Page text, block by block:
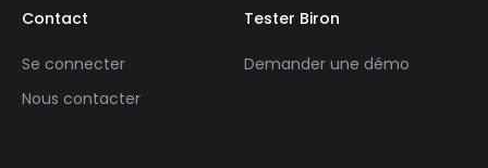
Contact
Se connecter
Nous contacter
Tester Biron
Demander une démo